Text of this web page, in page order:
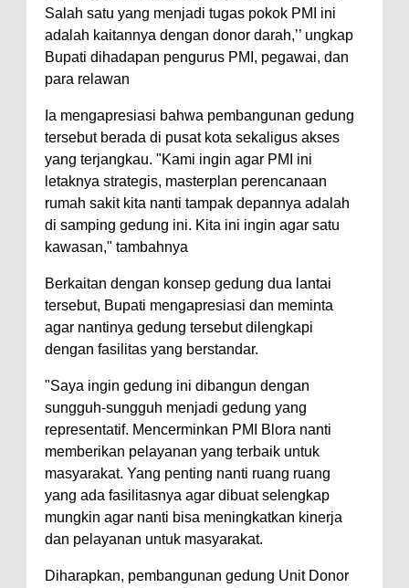
Salah satu yang menjadi tugas pokok PMI ini
adalah kaitannya dengan donor darah,’’ ungkap
Bupati dihadapan pengurus PMI, pegawai, dan
para relawan
Ia mengapresiasi bahwa pembangunan gedung
tersebut berada di pusat kota sekaligus akses
yang terjangkau. "Kami ingin agar PMI ini
letaknya strategis, masterplan perencanaan
rumah sakit kita nanti tampak depannya adalah
di samping gedung ini. Kita ini ingin agar satu
kawasan," tambahnya
Berkaitan dengan konsep gedung dua lantai
tersebut, Bupati mengapresiasi dan meminta
agar nantinya gedung tersebut dilengkapi
dengan fasilitas yang berstandar.
"Saya ingin gedung ini dibangun dengan
sungguh-sungguh menjadi gedung yang
representatif. Mencerminkan PMI Blora nanti
memberikan pelayanan yang terbaik untuk
masyarakat. Yang penting nanti ruang ruang
yang ada fasilitasnya agar dibuat selengkap
mungkin agar nanti bisa meningkatkan kinerja
dan pelayanan untuk masyarakat.
Diharapkan, pembangunan gedung Unit Donor